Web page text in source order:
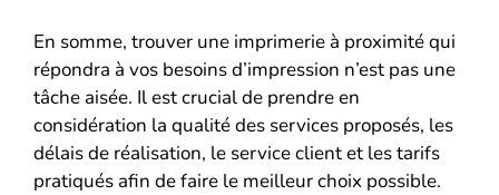
En somme, trouver une imprimerie à proximité qui
répondra à vos besoins d’impression n’est pas une
tâche aisée. Il est crucial de prendre en
considération la qualité des services proposés, les
délais de réalisation, le service client et les tarifs
pratiqués afin de faire le meilleur choix possible.